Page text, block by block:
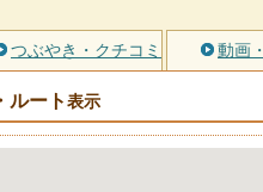
つぶやき・クチコミ 動画
・ルート表示